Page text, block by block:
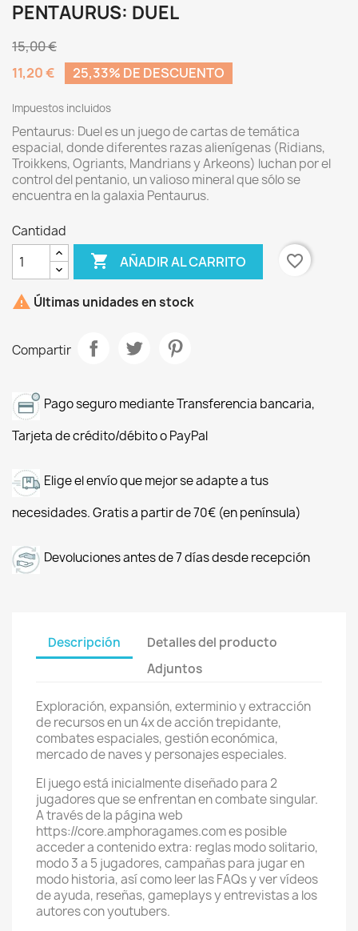
PENTAURUS: DUEL
15,00 €
11,20 €
25,33% DE DESCUENTO
Impuestos incluidos
Pentaurus: Duel es un juego de cartas de temática
espacial, donde diferentes razas alienígenas (Ridians,
Troikkens, Ogriants, Mandrians y Arkeons) luchan por el
control del pentanio, un valioso mineral que sólo se
encuentra en la galaxia Pentaurus.
Cantidad
 AÑADIR AL CARRITO favorite_border
 Últimas unidades en stock
Compartir
Pago seguro mediante Transferencia bancaria,
Tarjeta de crédito/débito o PayPal
Elige el envío que mejor se adapte a tus
necesidades. Gratis a partir de 70€ (en península)
Devoluciones antes de 7 días desde recepción
Descripción
Detalles del producto
Adjuntos
Exploración, expansión, exterminio y extracción
de recursos en un 4x de acción trepidante,
combates espaciales, gestión económica,
mercado de naves y personajes especiales.
El juego está inicialmente diseñado para 2
jugadores que se enfrentan en combate singular.
A través de la página web
https://core.amphoragames.com es posible
acceder a contenido extra: reglas modo solitario,
modo 3 a 5 jugadores, campañas para jugar en
modo historia, así como leer las FAQs y ver vídeos
de ayuda, reseñas, gameplays y entrevistas a los
autores con youtubers.